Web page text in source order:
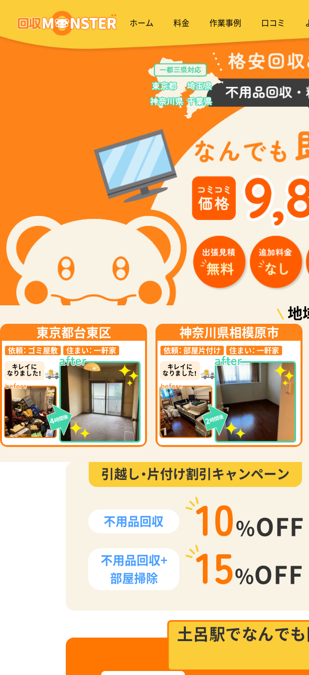
ホーム 料金 作業事例 口コミ
地
東京都台東区
依頼： ゴミ屋敷 住まい： 一軒家
キレイに
なりました！
4時間後
神奈川県相模原市
依頼： 部屋片付け 住まい： 一軒家
キレイに
なりました！
2時間後
引越し・片付け割引キャンペーン
不用品回収 10%OFF
不用品回収+
部屋掃除
15%OFF
土呂駅でなんでも